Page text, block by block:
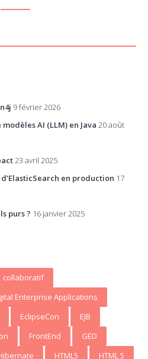
9 février 2026
AI (LLM) en Java 20 août
23 avril 2025
en production 17
purs ? 16 janvier 2025
collaboratif
Enterprise Applications
EclipseCon
EJB
FrontEnd
GED
HTML5
HTML 5